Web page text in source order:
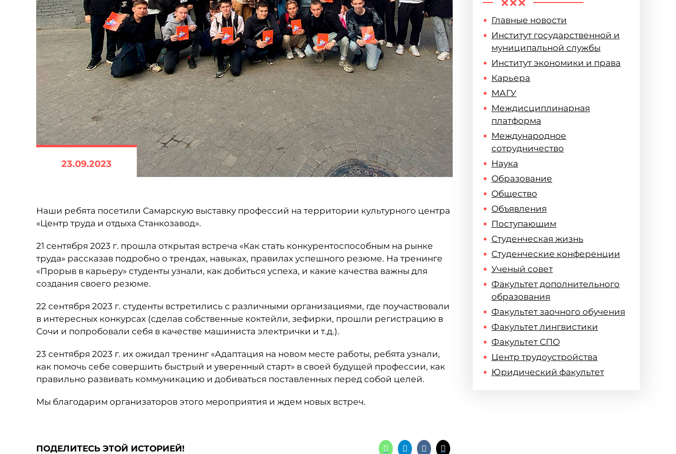
23.09.2023
Наши ребята посетили Самарскую выставку профессий на территории культурного центра
«Центр труда и отдыха Станкозавод».
21 сентября 2023 г. прошла открытая встреча «Как стать конкурентоспособным на рынке
труда» рассказав подробно о трендах, навыках, правилах успешного резюме. На тренинге
«Прорыв в карьеру» студенты узнали, как добиться успеха, и какие качества важны для
создания своего резюме.
22 сентября 2023 г. студенты встретились с различными организациями, где поучаствовали
в интересных конкурсах (сделав собственные коктейли, зефирки, прошли регистрацию в
Сочи и попробовали себя в качестве машиниста электрички и т.д.).
23 сентября 2023 г. их ожидал тренинг «Адаптация на новом месте работы, ребята узнали,
как помочь себе совершить быстрый и уверенный старт» в своей будущей профессии, как
правильно развивать коммуникацию и добиваться поставленных перед собой целей.
Мы благодарим организаторов этого мероприятия и ждем новых встреч.
ПОДЕЛИТЕСЬ ЭТОЙ ИСТОРИЕЙ!
Главные новости
Институт государственной и
муниципальной службы
Институт экономики и права
Карьера
МАГУ
Междисциплинарная
платформа
Международное
сотрудничество
Наука
Образование
Общество
Объявления
Поступающим
Студенческая жизнь
Студенческие конференции
Ученый совет
Факультет дополнительного
образования
Факультет заочного обучения
Факультет лингвистики
Факультет СПО
Центр трудоустройства
Юридический факультет